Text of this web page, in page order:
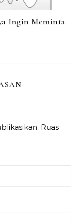
Ingin Meminta
Ruas